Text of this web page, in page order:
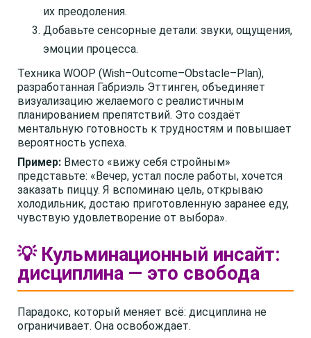
их преодоления.
Добавьте сенсорные детали: звуки, ощущения,
эмоции процесса.
Техника WOOP (Wish–Outcome–Obstacle–Plan),
разработанная Габриэль Эттинген, объединяет
визуализацию желаемого с реалистичным
планированием препятствий. Это создаёт
ментальную готовность к трудностям и повышает
вероятность успеха.
Пример: Вместо «вижу себя стройным»
представьте: «Вечер, устал после работы, хочется
заказать пиццу. Я вспоминаю цель, открываю
холодильник, достаю приготовленную заранее еду,
чувствую удовлетворение от выбора».
💡 Кульминационный инсайт:
дисциплина — это свобода
Парадокс, который меняет всё: дисциплина не
ограничивает. Она освобождает.